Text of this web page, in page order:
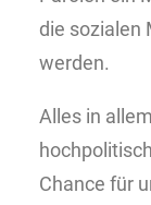
die sozialen
werden.
Alles in
Chance für